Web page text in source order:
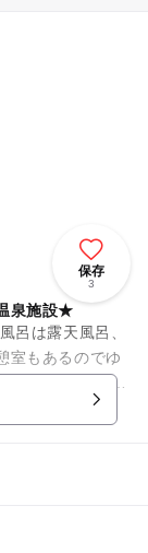
保存
3
泉施設★
呂は露天風呂、
室もあるのでゆ
も海鮮丼やてん